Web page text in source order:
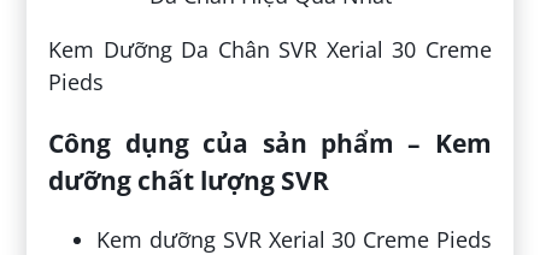
Kem Dưỡng Da Chân SVR Xerial 30 Creme
Pieds
Công dụng của sản phẩm – Kem
dưỡng chất lượng SVR
Kem dưỡng SVR Xerial 30 Creme Pieds